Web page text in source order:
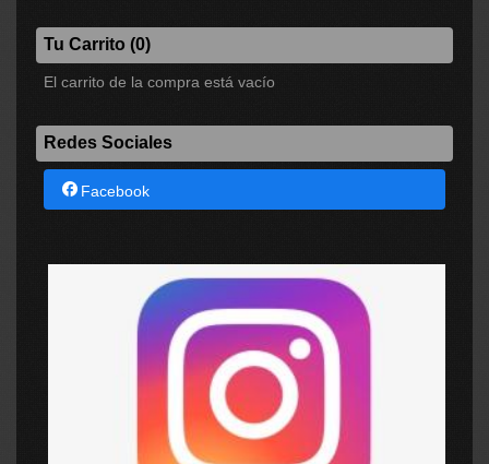
Tu Carrito (0)
El carrito de la compra está vacío
Redes Sociales
Facebook